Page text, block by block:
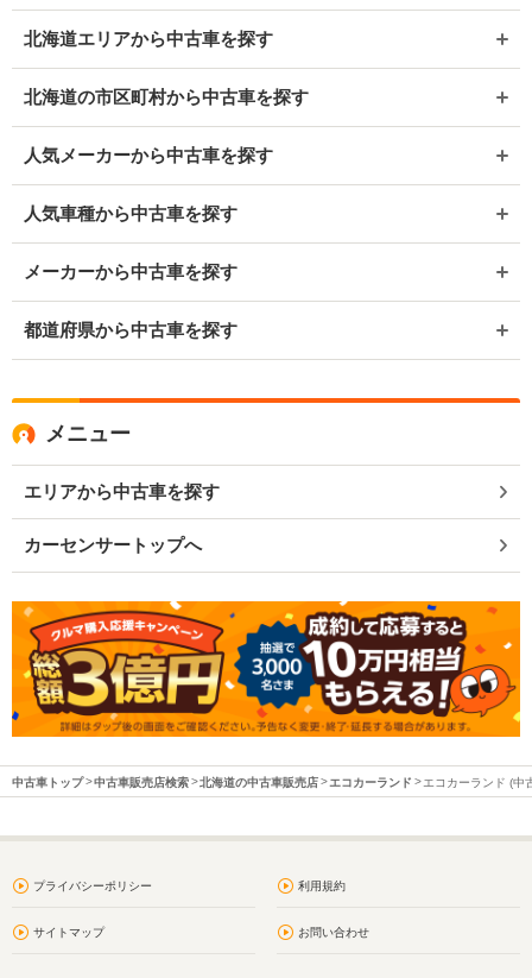
北海道エリアから中古車を探す
北海道の市区町村から中古車を探す
人気メーカーから中古車を探す
人気車種から中古車を探す
メーカーから中古車を探す
都道府県から中古車を探す
メニュー
エリアから中古車を探す
カーセンサートップへ
中古車トップ 中古車販売店検索 北海道の中古車販売店 エコカーランド エコカーランド (中
プライバシーポリシー 利用規約
サイトマップ お問い合わせ